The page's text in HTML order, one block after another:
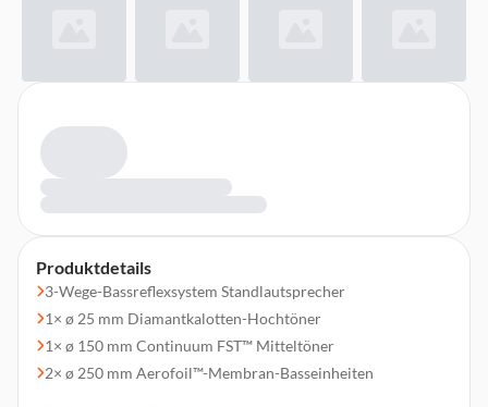
Produktdetails
3-Wege-Bassreflexsystem Standlautsprecher
1× ø 25 mm Diamantkalotten-Hochtöner
1× ø 150 mm Continuum FST™ Mitteltöner
2× ø 250 mm Aerofoil™-Membran-Basseinheiten